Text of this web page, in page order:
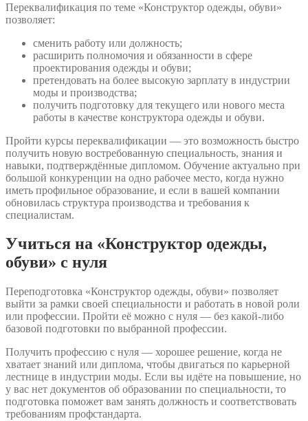
Переквалификация по теме «Конструктор одежды, обуви»
позволяет:
сменить работу или должность;
расширить полномочия и обязанности в сфере
проектирования одежды и обуви;
претендовать на более высокую зарплату в индустрии
моды и производства;
получить подготовку для текущего или нового места
работы в качестве конструктора одежды и обуви.
Пройти курсы переквалификации — это возможность быстро
получить новую востребованную специальность, знания и
навыки, подтверждённые дипломом. Обучение актуально при
большой конкуренции на одно рабочее место, когда нужно
иметь профильное образование, и если в вашей компании
обновилась структура производства и требования к
специалистам.
Учиться на «Конструктор одежды,
обуви» с нуля
Переподготовка «Конструктор одежды, обуви» позволяет
выйти за рамки своей специальности и работать в новой роли
или профессии. Пройти её можно с нуля — без какой-либо
базовой подготовки по выбранной профессии.
Получить профессию с нуля — хорошее решение, когда не
хватает знаний или диплома, чтобы двигаться по карьерной
лестнице в индустрии моды. Если вы идёте на повышение, но
у вас нет документов об образовании по специальности, то
подготовка поможет вам занять должность и соответствовать
требованиям профстандарта.